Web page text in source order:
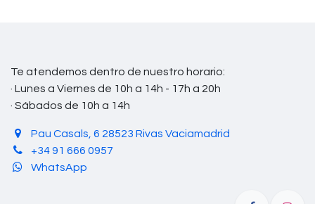
Te atendemos dentro de nuestro horario:
· Lunes a Viernes de 10h a 14h - 17h a 20h
· Sábados de 10h a 14h
Pau Casals, 6 28523 Rivas Vaciamadrid
+34 91 666 0957
WhatsApp